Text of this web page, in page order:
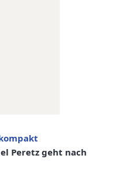
Peretz geht nach